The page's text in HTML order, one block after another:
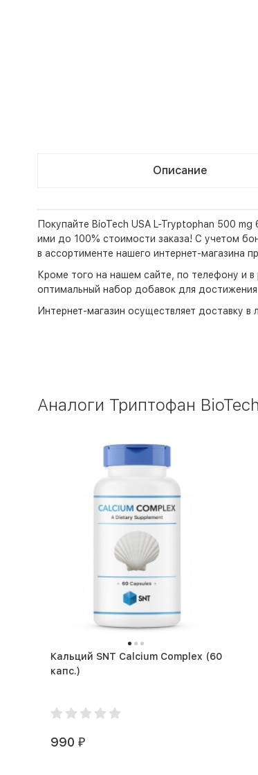
Описание
Покупайте BioTech USA L-Tryptophan 500
ими до 100% стоимости заказа! С учетом
в ассортименте нашего интернет-магазина
Кроме того на нашем сайте, по телефону и
оптимальный набор добавок для достижения
Интернет-магазин осуществляет доставку
Аналоги Триптофан
Кальций SNT Calcium Complex (60
капс.)
990 ₽